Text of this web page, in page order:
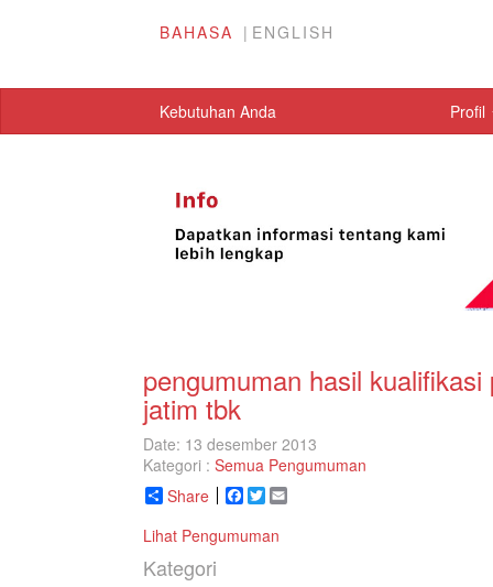
BAHASA ENGLISH
Kebutuhan Anda Profil
pengumuman hasil
jatim tbk
Date: 13 desember 2013
Kategori : Semua Pengumuman
Share
Facebook
Twitter
Lihat Pengumuman
Kategori